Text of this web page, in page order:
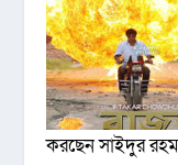
করছেন সাইদুর